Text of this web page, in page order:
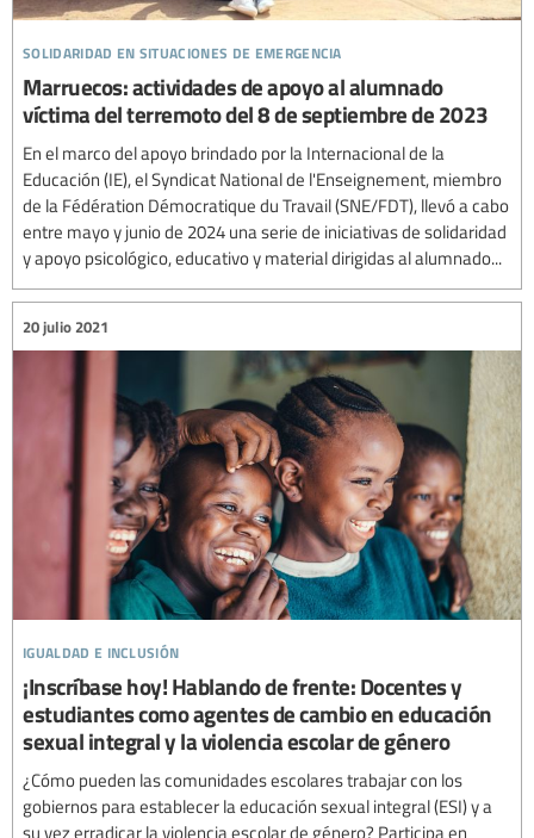
solidaridad en situaciones de emergencia
Marruecos: actividades de apoyo al alumnado
víctima del terremoto del 8 de septiembre de 2023
En el marco del apoyo brindado por la Internacional de la
Educación (IE), el Syndicat National de l'Enseignement, miembro
de la Fédération Démocratique du Travail (SNE/FDT), llevó a cabo
entre mayo y junio de 2024 una serie de iniciativas de solidaridad
y apoyo psicológico, educativo y material dirigidas al alumnado...
igualdad e inclusión
20 julio 2021
¡Inscríbase hoy! Hablando de frente: Docentes y
estudiantes como agentes de cambio en educación
sexual integral y la violencia escolar de género
¿Cómo pueden las comunidades escolares trabajar con los
gobiernos para establecer la educación sexual integral (ESI) y a
su vez erradicar la violencia escolar de género? Participa en